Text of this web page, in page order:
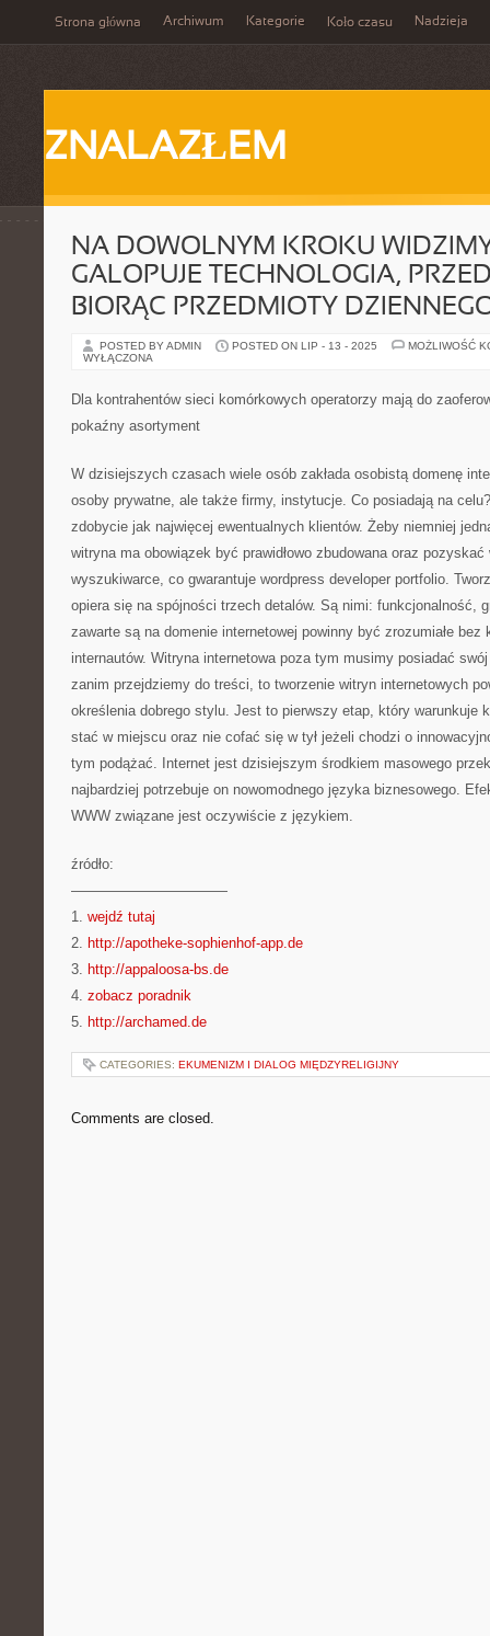
Strona główna Archiwum Kategorie Koło czasu Nadzieja
ZNALAZŁEM
NA DOWOLNYM KROKU
GALOPUJE TECHNOLOGIA,
BIORĄC PRZEDMIOTY
POSTED BY ADMIN POSTED ON LIP - 13 - 2025
MOŻLIWOŚĆ
WYŁĄCZONA
Dla kontrahentów sieci komórkowych operatorzy mają do
pokaźny asortyment
W dzisiejszych czasach wiele osób zakłada osobistą domenę
osoby prywatne, ale także firmy, instytucje. Co posiadają na
zdobycie jak najwięcej ewentualnych klientów. Żeby niemniej
witryna ma obowiązek być prawidłowo zbudowana oraz
wyszukiwarce, co gwarantuje wordpress developer portfolio.
opiera się na spójności trzech detalów. Są nimi: funkcjonalność,
zawarte są na domenie internetowej powinny być zrozumiałe bez
internautów. Witryna internetowa poza tym musimy posiadać
zanim przejdziemy do treści, to tworzenie witryn internetowych
określenia dobrego stylu. Jest to pierwszy etap, który warunkuje
stać w miejscu oraz nie cofać się w tył jeżeli chodzi o
tym podążać. Internet jest dzisiejszym środkiem masowego
najbardziej potrzebuje on nowomodnego języka biznesowego.
WWW związane jest oczywiście z językiem.
źródło:
———————————
1. wejdź tutaj
2. http://apotheke-sophienhof-app.de
3. http://appaloosa-bs.de
4. zobacz poradnik
5. http://archamed.de
CATEGORIES: EKUMENIZM I DIALOG MIĘDZYRELIGIJNY
Comments are closed.